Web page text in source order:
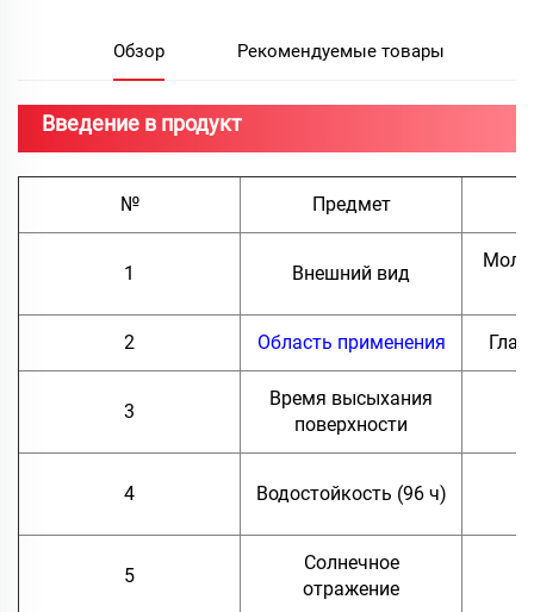
Обзор Рекомендуемые товары
Введение в продукт
№ Предмет
1 Внешний вид
2 Область применения
3
Время высыхания
поверхности
4 Водостойкость (96 ч)
5
Солнечное
отражение